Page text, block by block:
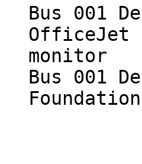
Bus 001
OfficeJet
monitor
Bus 001